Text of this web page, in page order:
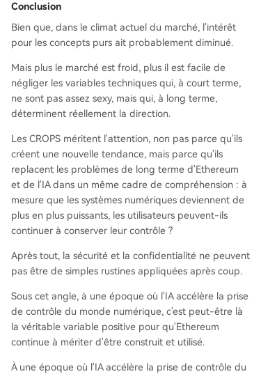
Conclusion
Bien que, dans le climat actuel du marché, l'intérêt
pour les concepts purs ait probablement diminué.
Mais plus le marché est froid, plus il est facile de
négliger les variables techniques qui, à court terme,
ne sont pas assez sexy, mais qui, à long terme,
déterminent réellement la direction.
Les CROPS méritent l'attention, non pas parce qu'ils
créent une nouvelle tendance, mais parce qu'ils
replacent les problèmes de long terme d'Ethereum
et de l'IA dans un même cadre de compréhension : à
mesure que les systèmes numériques deviennent de
plus en plus puissants, les utilisateurs peuvent-ils
continuer à conserver leur contrôle ?
Après tout, la sécurité et la confidentialité ne peuvent
pas être de simples rustines appliquées après coup.
Sous cet angle, à une époque où l'IA accélère la prise
de contrôle du monde numérique, c'est peut-être là
la véritable variable positive pour qu'Ethereum
continue à mériter d'être construit et utilisé.
À une époque où l'IA accélère la prise de contrôle du